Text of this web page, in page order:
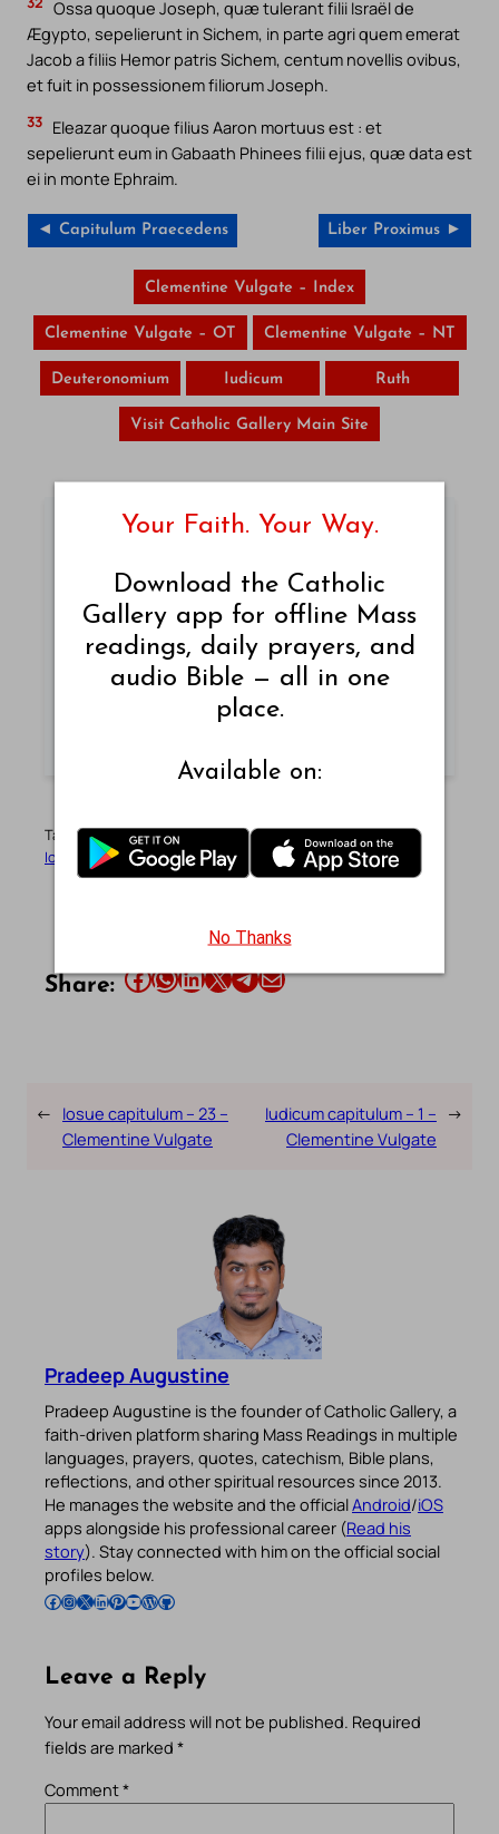
Ossa quoque Joseph, quæ tulerant filii Israël de
Ægypto, sepelierunt in Sichem, in parte agri quem emerat
Jacob a filiis Hemor patris Sichem, centum novellis ovibus,
et fuit in possessionem filiorum Joseph.
33 Eleazar quoque filius Aaron mortuus est : et
sepelierunt eum in Gabaath Phinees filii ejus, quæ data est
ei in monte Ephraim.
◄ Capitulum Praecedens Liber Proximus ►
Clementine Vulgate – Index
Clementine Vulgate – OT Clementine Vulgate – NT
Deuteronomium Iudicum Ruth
Visit Catholic Gallery Main Site
Catholic Quotes
Get inspired with uplifting Catholic quotes
every day.
READ QUOTES
Tags:Bible Bible Book Bible Verse God’s Word Holy Bible
Iosue
Latin Old Testament Vulgate
Share: Share this article on Facebook Share this article on WhatsApp Share this article on LinkedIn Share this article on X Share this article on TelegramEmail this Article
← Iosue capitulum – 23 –
Clementine Vulgate
Iudicum capitulum – 1 –
Clementine Vulgate
→
Pradeep Augustine
Pradeep Augustine is the founder of Catholic Gallery, a
faith-driven platform sharing Mass Readings in multiple
languages, prayers, quotes, catechism, Bible plans,
reflections, and other spiritual resources since 2013.
He manages the website and the officialAndroid/iOS
apps alongside his professional career (Read his
story). Stay connected with him on the official social
profiles below.
Follow Pradeep on Facebook Follow Pradeep on InstagramFollow Pradeep on X Follow Pradeep on LinkedIn Follow Pradeep on Pinterest Subscribe to Pradeep’s Youtube Channel Follow Pradeep on WordPress Follow Pradeep on GitHub
Leave a Reply
Your email address will not be published. Required
fields are marked *
Comment*
Your Faith. Your Way.
Download the Catholic
Gallery app for offline Mass
readings, daily prayers, and
audio Bible — all in one
place.
Available on:
No Thanks